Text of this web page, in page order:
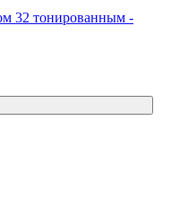
32 тонированным -